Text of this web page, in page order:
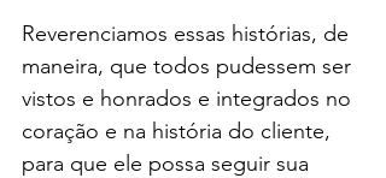
Reverenciamos essas histórias, de
maneira, que todos pudessem ser
vistos e honrados e integrados no
coração e na história do cliente,
para que ele possa seguir sua